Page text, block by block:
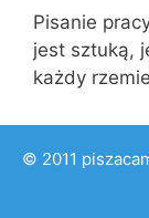
Pisanie
jest sztuką,
każdy
© 2011